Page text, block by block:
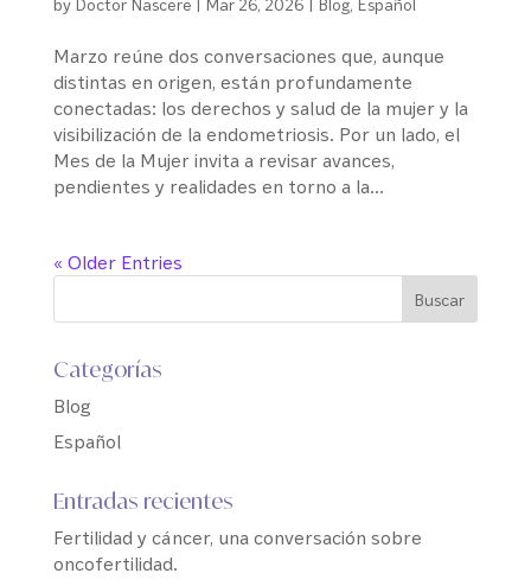
by Doctor Nascere Mar 26, 2026 Blog, Español
Marzo reúne dos conversaciones que, aunque
distintas en origen, están profundamente
conectadas: los derechos y salud de la mujer y la
visibilización de la endometriosis. Por un lado, el
Mes de la Mujer invita a revisar avances,
pendientes y realidades en torno a la...
« Older Entries
Categorías
Blog
Español
Entradas recientes
Fertilidad y cáncer, una conversación sobre
oncofertilidad.